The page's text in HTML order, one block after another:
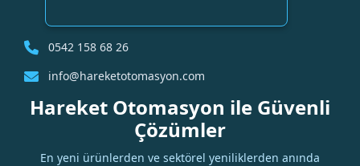
0542 158 68 26
info@hareketotomasyon.com
Hareket Otomasyon ile Güvenli
Çözümler
En yeni ürünlerden ve sektörel yeniliklerden anında